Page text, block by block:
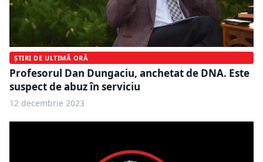
ȘTIRI DE ULTIMĂ ORĂ
Profesorul Dan Dungaciu, anchetat de DNA. Este
suspect de abuz în serviciu
12 decembrie 2023